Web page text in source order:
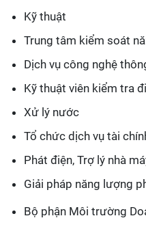
Kỹ thuật
Trung tâm kiểm soát
Dịch vụ công nghệ
Kỹ thuật viên kiểm tra
Xử lý nước
Tổ chức dịch vụ tài
Phát điện, Trợ lý nhà
Giải pháp năng lượng
Bộ phận Môi trường